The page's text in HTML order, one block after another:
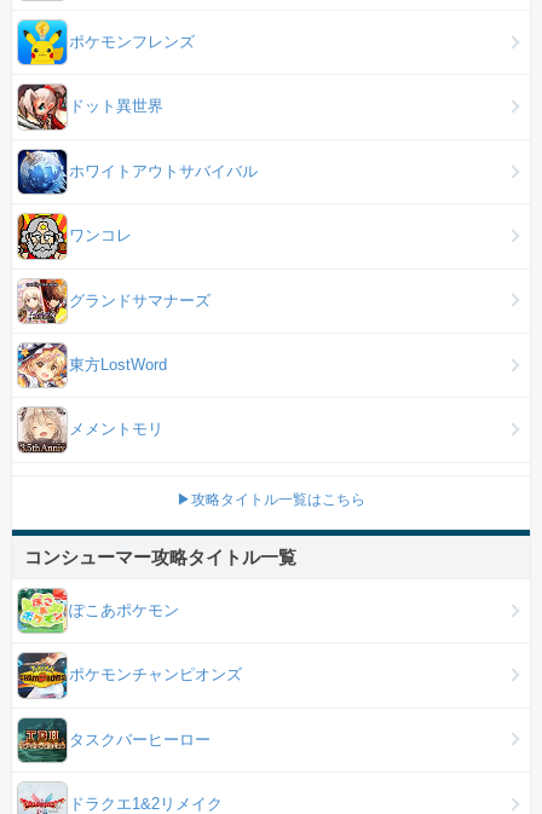
ポケモンフレンズ
ドット異世界
ホワイトアウトサバイバル
ワンコレ
グランドサマナーズ
東方LostWord
メメントモリ
▶攻略タイトル一覧はこちら
コンシューマー攻略タイトル一覧
ぽこあポケモン
ポケモンチャンピオンズ
タスクバーヒーロー
ドラクエ1&2リメイク